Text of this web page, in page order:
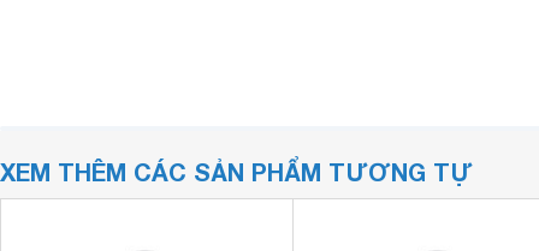
XEM THÊM CÁC SẢN PHẨM TƯƠNG TỰ